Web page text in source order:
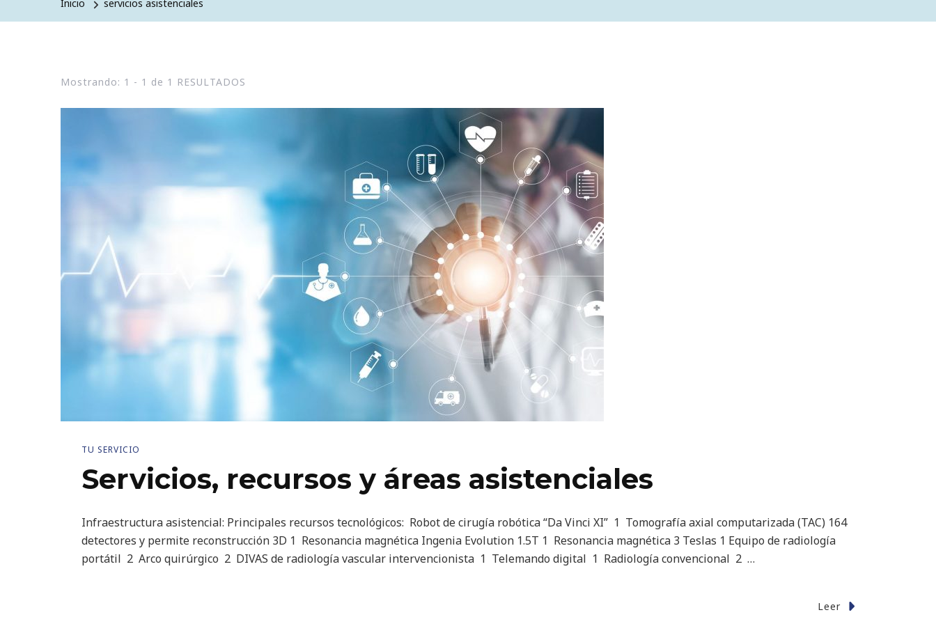
Inicio servicios asistenciales
Mostrando: 1 - 1 de 1 RESULTADOS
TU SERVICIO
Servicios, recursos y áreas asistenciales
Infraestructura asistencial: Principales recursos tecnológicos: Robot de cirugía robótica “Da Vinci XI” 1 Tomografía axial computarizada (TAC) 164
detectores y permite reconstrucción 3D 1 Resonancia magnética Ingenia Evolution 1.5T 1 Resonancia magnética 3 Teslas 1 Equipo de radiología
portátil 2 Arco quirúrgico 2 DIVAS de radiología vascular intervencionista 1 Telemando digital 1 Radiología convencional 2 …
Leer